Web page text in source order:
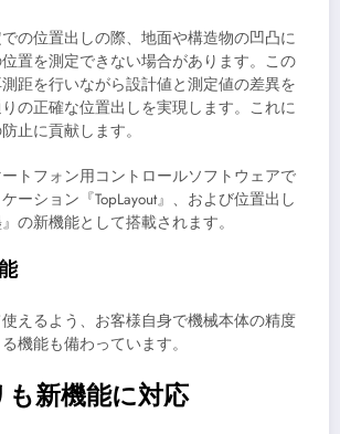
の位置出しの際、地面や構造物の凹凸に
置を測定できない場合があります。この
距を行いながら設計値と測定値の差異を
の正確な位置出しを実現します。これに
止に貢献します。
トフォン用コントロールソフトウェアで
ーション『TopLayout』、および位置出し
の新機能として搭載されます。
えるよう、お客様自身で機械本体の精度
機能も備わっています。
新機能に対応